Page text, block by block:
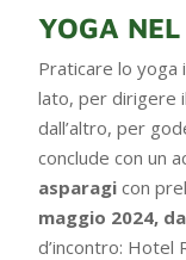
YOGA
Praticare lo yoga
lato, per dirigere
dall’altro, per
conclude con un
asparagi con
maggio 2024,
d’incontro: Hotel